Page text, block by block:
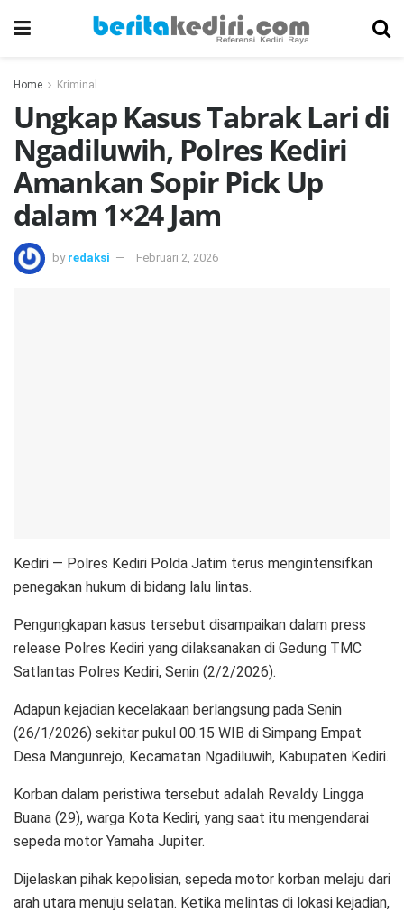
Home Kriminal
Ungkap Kasus Tabrak Lari di
Ngadiluwih, Polres Kediri
Amankan Sopir Pick Up
dalam 1×24 Jam
by redaksi Februari 2, 2026
Kediri — Polres Kediri Polda Jatim terus mengintensifkan
penegakan hukum di bidang lalu lintas.
Pengungkapan kasus tersebut disampaikan dalam press
release Polres Kediri yang dilaksanakan di Gedung TMC
Satlantas Polres Kediri, Senin (2/2/2026).
Adapun kejadian kecelakaan berlangsung pada Senin
(26/1/2026) sekitar pukul 00.15 WIB di Simpang Empat
Desa Mangunrejo, Kecamatan Ngadiluwih, Kabupaten Kediri.
Korban dalam peristiwa tersebut adalah Revaldy Lingga
Buana (29), warga Kota Kediri, yang saat itu mengendarai
sepeda motor Yamaha Jupiter.
Dijelaskan pihak kepolisian, sepeda motor korban melaju dari
arah utara menuju selatan. Ketika melintas di lokasi kejadian,